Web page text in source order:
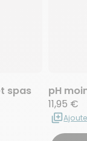
spas
pH
11,95 €